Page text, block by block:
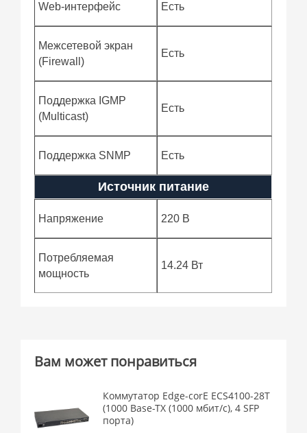
Web-интерфейс Есть
Межсетевой экран
(Firewall)
Есть
Поддержка IGMP
(Multicast)
Есть
Поддержка SNMP Есть
Источник питание
Напряжение 220 В
Потребляемая
мощность
14.24 Вт
Вам может понравиться
Коммутатор Edge-corE ECS4100-28T
(1000 Base-TX (1000 мбит/с), 4 SFP
порта)